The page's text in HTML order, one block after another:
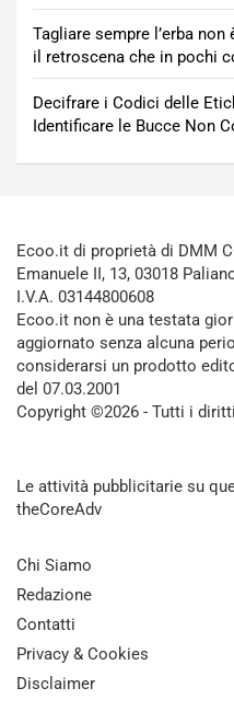
Tagliare sempre l’erba
il retroscena che in pochi
Decifrare i Codici delle
Identificare le Bucce Non
Ecoo.it di proprietà di DMM
Emanuele II, 13, 03018
I.V.A. 03144800608
Ecoo.it non è una testata
aggiornato senza alcuna
considerarsi un prodotto
del 07.03.2001
Copyright ©2026 - Tutti i
Le attività pubblicitarie su
theCoreAdv
Chi Siamo
Redazione
Contatti
Privacy & Cookies
Disclaimer